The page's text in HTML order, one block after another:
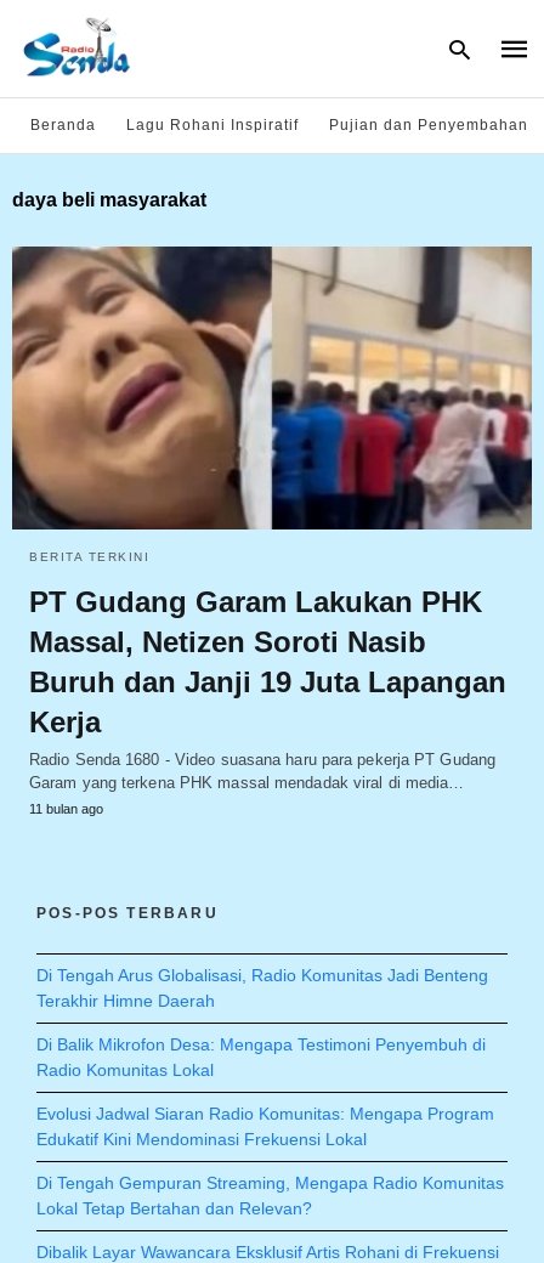
and
hit
Beranda Lagu Rohani Inspiratif Pujian dan Penyembahan
daya beli masyarakat
BERITA TERKINI
PT Gudang Garam Lakukan PHK
Massal, Netizen Soroti Nasib
Buruh dan Janji 19 Juta Lapangan
Kerja
Radio Senda 1680 - Video suasana haru para pekerja PT Gudang
Garam yang terkena PHK massal mendadak viral di media…
11 bulan ago
POS-POS TERBARU
Di Tengah Arus Globalisasi, Radio Komunitas Jadi Benteng
Terakhir Himne Daerah
Di Balik Mikrofon Desa: Mengapa Testimoni Penyembuh di
Radio Komunitas Lokal
Evolusi Jadwal Siaran Radio Komunitas: Mengapa Program
Edukatif Kini Mendominasi Frekuensi Lokal
Di Tengah Gempuran Streaming, Mengapa Radio Komunitas
Lokal Tetap Bertahan dan Relevan?
Dibalik Layar Wawancara Eksklusif Artis Rohani di Frekuensi